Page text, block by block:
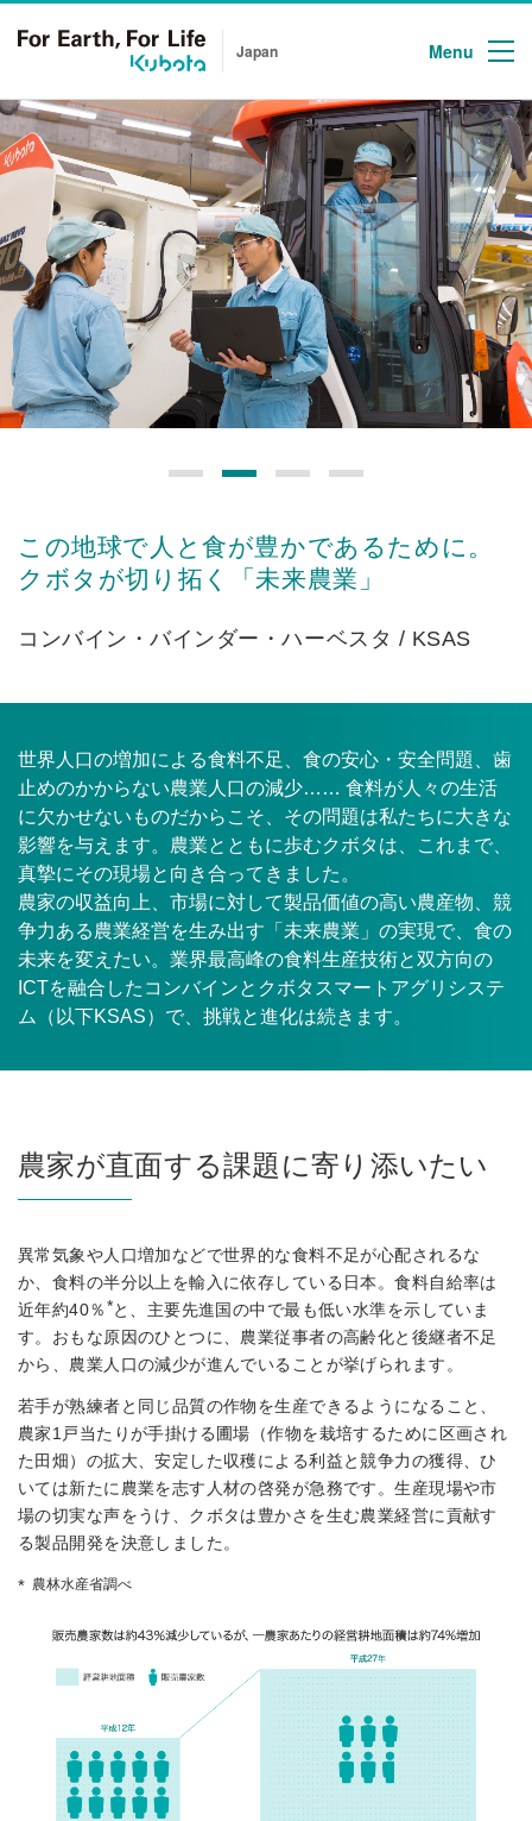
Japan Menu
この地球で人と食が豊かであるために。
クボタが切り拓く「未来農業」
コンバイン・バインダー・ハーベスタ / KSAS
世界人口の増加による食料不足、食の安心・安全問題、歯
止めのかからない農業人口の減少…… 食料が人々の生活
に欠かせないものだからこそ、その問題は私たちに大きな
影響を与えます。農業とともに歩むクボタは、これまで、
真摯にその現場と向き合ってきました。
農家の収益向上、市場に対して製品価値の高い農産物、競
争力ある農業経営を生み出す「未来農業」の実現で、食の
未来を変えたい。業界最高峰の食料生産技術と双方向の
ICTを融合したコンバインとクボタスマートアグリシステ
ム（以下KSAS）で、挑戦と進化は続きます。
農家が直面する課題に寄り添いたい
異常気象や人口増加などで世界的な食料不足が心配されるな
か、食料の半分以上を輸入に依存している日本。食料自給率は
近年約40％*と、主要先進国の中で最も低い水準を示していま
す。おもな原因のひとつに、農業従事者の高齢化と後継者不足
から、農業人口の減少が進んでいることが挙げられます。
若手が熟練者と同じ品質の作物を生産できるようになること、
農家1戸当たりが手掛ける圃場（作物を栽培するために区画され
た田畑）の拡大、安定した収穫による利益と競争力の獲得、ひ
いては新たに農業を志す人材の啓発が急務です。生産現場や市
場の切実な声をうけ、クボタは豊かさを生む農業経営に貢献す
る製品開発を決意しました。
農林水産省調べ